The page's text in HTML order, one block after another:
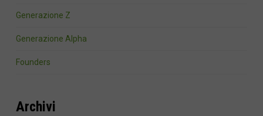
Generazione Z
Generazione Alpha
Founders
Archivi